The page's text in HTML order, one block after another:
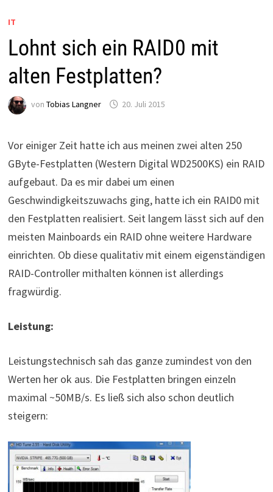
IT
Lohnt sich ein RAID0 mit
alten Festplatten?
von Tobias Langner 20. Juli 2015
Vor einiger Zeit hatte ich aus meinen zwei alten 250
GByte-Festplatten (Western Digital WD2500KS) ein RAID
aufgebaut. Da es mir dabei um einen
Geschwindigkeitszuwachs ging, hatte ich ein RAID0 mit
den Festplatten realisiert. Seit langem lässt sich auf den
meisten Mainboards ein RAID ohne weitere Hardware
einrichten. Ob diese qualitativ mit einem eigenständigen
RAID-Controller mithalten können ist allerdings
fragwürdig.
Leistung:
Leistungstechnisch sah das ganze zumindest von den
Werten her ok aus. Die Festplatten bringen einzeln
maximal ~50MB/s. Es ließ sich also schon deutlich
steigern: